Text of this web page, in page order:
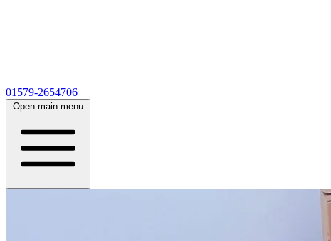
01579-2654706
Open main menu